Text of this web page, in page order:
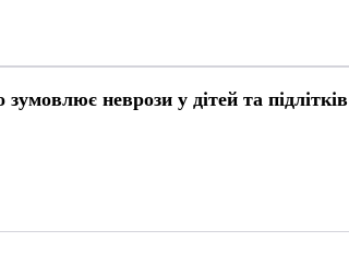
неврози у дітей та підлітків